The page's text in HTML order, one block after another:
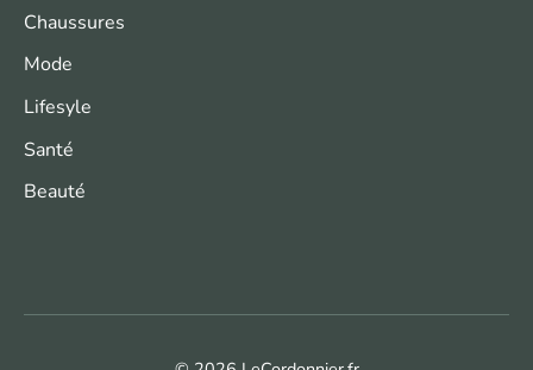
Chaussures
Mode
Lifesyle
Santé
Beauté